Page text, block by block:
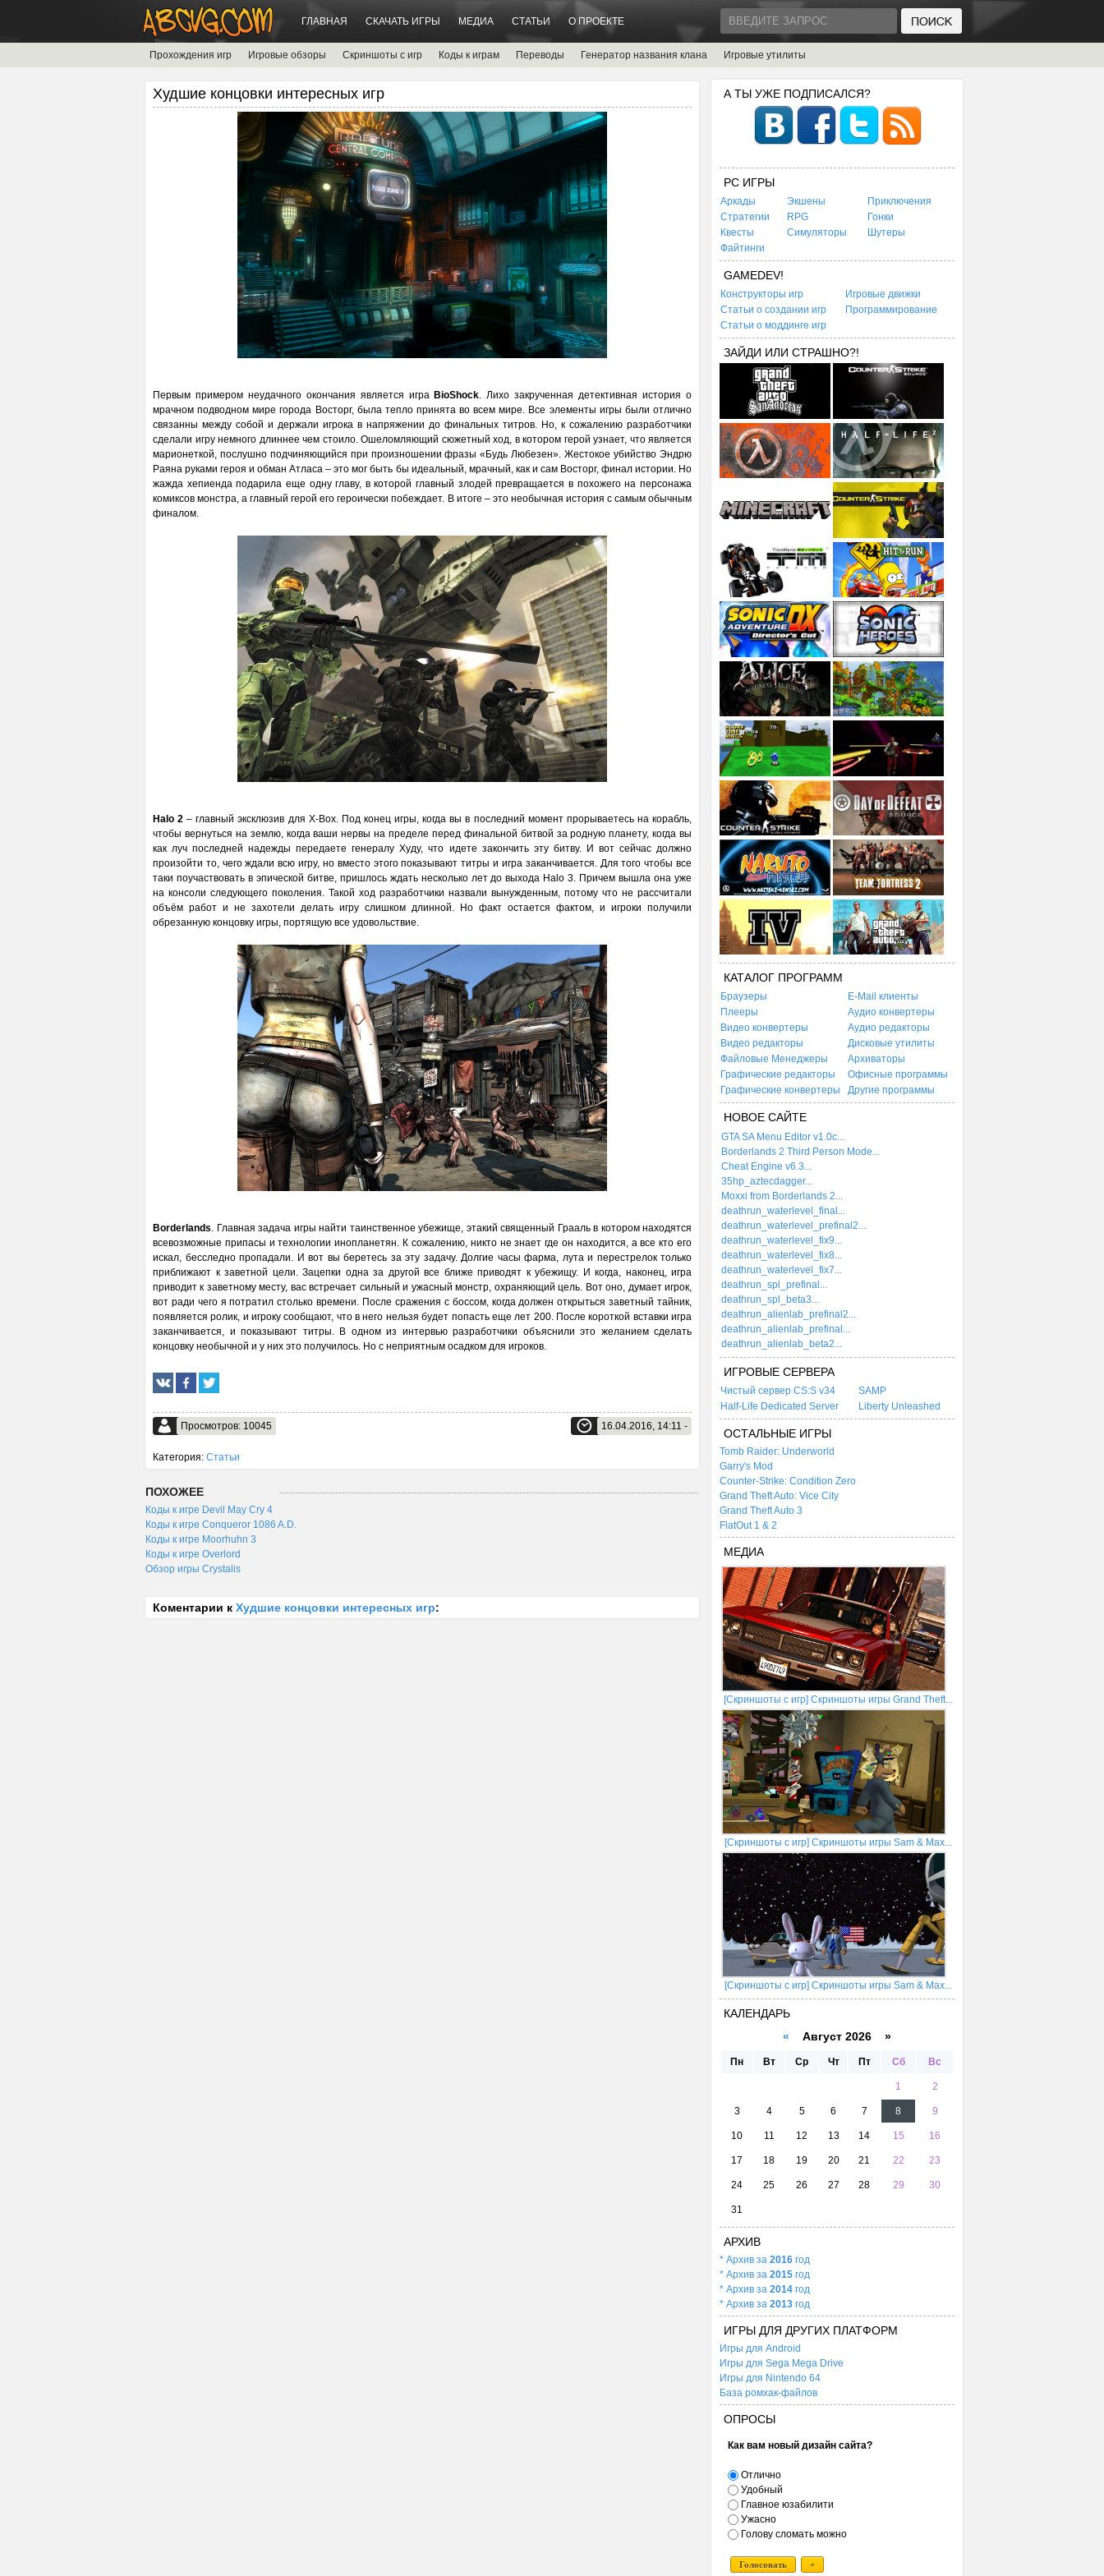
ГЛАВНАЯ СКАЧАТЬ ИГРЫ МЕДИА СТАТЬИ О ПРОЕКТЕ
Прохождения игр Игровые обзоры Скриншоты с игр Коды к играм Переводы Генератор названия клана Игровые утилиты
Худшие концовки интересных игр
Первым примером неудачного окончания является игра BioShock. Лихо закрученная детективная история о
мрачном подводном мире города Восторг, была тепло принята во всем мире. Все элементы игры были отлично
связанны между собой и держали игрока в напряжении до финальных титров. Но, к сожалению разработчики
сделали игру немного длиннее чем стоило. Ошеломляющий сюжетный ход, в котором герой узнает, что является
марионеткой, послушно подчиняющийся при произношении фразы «Будь Любезен». Жестокое убийство Эндрю
Раяна руками героя и обман Атласа – это мог быть бы идеальный, мрачный, как и сам Восторг, финал истории. Но
жажда хепиенда подарила еще одну главу, в которой главный злодей превращается в похожего на персонажа
комиксов монстра, а главный герой его героически побеждает. В итоге – это необычная история с самым обычным
финалом.
Halo 2 – главный эксклюзив для X-Box. Под конец игры, когда вы в последний момент прорываетесь на корабль,
чтобы вернуться на землю, когда ваши нервы на пределе перед финальной битвой за родную планету, когда вы
как луч последней надежды передаете генералу Худу, что идете закончить эту битву. И вот сейчас должно
произойти то, чего ждали всю игру, но вместо этого показывают титры и игра заканчивается. Для того чтобы все
таки поучаствовать в эпической битве, пришлось ждать несколько лет до выхода Halo 3. Причем вышла она уже
на консоли следующего поколения. Такой ход разработчики назвали вынужденным, потому что не рассчитали
объём работ и не захотели делать игру слишком длинной. Но факт остается фактом, и игроки получили
обрезанную концовку игры, портящую все удовольствие.
Borderlands. Главная задача игры найти таинственное убежище, этакий священный Грааль в котором находятся
всевозможные припасы и технологии инопланетян. К сожалению, никто не знает где он находится, а все кто его
искал, бесследно пропадали. И вот вы беретесь за эту задачу. Долгие часы фарма, лута и перестрелок только
приближают к заветной цели. Зацепки одна за другой все ближе приводят к убежищу. И когда, наконец, игра
приводит к заветному месту, вас встречает сильный и ужасный монстр, охраняющий цель. Вот оно, думает игрок,
вот ради чего я потратил столько времени. После сражения с боссом, когда должен открыться заветный тайник,
появляется ролик, и игроку сообщают, что в него нельзя будет попасть еще лет 200. После короткой вставки игра
заканчивается, и показывают титры. В одном из интервью разработчики объяснили это желанием сделать
концовку необычной и у них это получилось. Но с неприятным осадком для игроков.
Просмотров: 10045 16.04.2016, 14:11 -
Категория: Статьи
ПОХОЖЕЕ
Коды к игре Devil May Cry 4
Коды к игре Conqueror 1086 A.D.
Коды к игре Moorhuhn 3
Коды к игре Overlord
Обзор игры Crystalis
Коментарии к Худшие концовки интересных игр:
А ТЫ УЖЕ ПОДПИСАЛСЯ?
PC ИГРЫ
Аркады Экшены
Приключения
Стратегии
RPG
Гонки
Квесты
Симуляторы
Шутеры
Файтинги
GAMEDEV!
Конструкторы игр
Игровые движки
Статьи о создании игр
Программирование
Статьи о моддинге игр
ЗАЙДИ ИЛИ СТРАШНО?!
КАТАЛОГ ПРОГРАММ
Браузеры
E-Mail клиенты
Плееры
Аудио конвертеры
Видео конвертеры
Аудио редакторы
Видео редакторы
Дисковые утилиты
Файловые Менеджеры
Архиваторы
Графические редакторы
Офисные программы
Графические конвертеры
Другие программы
НОВОЕ САЙТЕ
GTA SA Menu Editor v1.0c...
Borderlands 2 Third Person Mode...
Cheat Engine v6.3...
35hp_aztecdagger...
Moxxi from Borderlands 2...
deathrun_waterlevel_final...
deathrun_waterlevel_prefinal2...
deathrun_waterlevel_fix9...
deathrun_waterlevel_fix8...
deathrun_waterlevel_fix7...
deathrun_spl_prefinal...
deathrun_spl_beta3...
deathrun_alienlab_prefinal2...
deathrun_alienlab_prefinal...
deathrun_alienlab_beta2...
ИГРОВЫЕ СЕРВЕРА
Чистый сервер CS:S v34
SAMP
Half-Life Dedicated Server
Liberty Unleashed
ОСТАЛЬНЫЕ ИГРЫ
Tomb Raider: Underworld
Garry's Mod
Counter-Strike: Condition Zero
Grand Theft Auto: Vice City
Grand Theft Auto 3
FlatOut 1 & 2
МЕДИА
[Скриншоты с игр] Скриншоты игры Grand Theft...
[Скриншоты с игр] Скриншоты игры Sam & Max...
[Скриншоты с игр] Скриншоты игры Sam & Max...
КАЛЕНДАРЬ
« Август 2026 »
Пн Вт Ср Чт Пт Сб Вс
1 2
3 4 5 6 7 8 9
10 11 12 13 14 15 16
17 18 19 20 21 22 23
24 25 26 27 28 29 30
31
АРХИВ
* Архив за 2016 год
* Архив за 2015 год
* Архив за 2014 год
* Архив за 2013 год
ИГРЫ ДЛЯ ДРУГИХ ПЛАТФОРМ
Игры для Android
Игры для Sega Mega Drive
Игры для Nintendo 64
База ромхак-файлов
ОПРОСЫ
Как вам новый дизайн сайта?
Отлично
Удобный
Главное юзабилити
Ужасно
Голову сломать можно
Голосовать +